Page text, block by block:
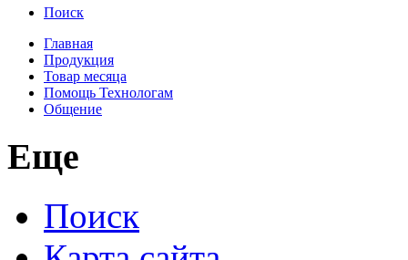
Поиск
Главная
Продукция
Товар месяца
Помощь Технологам
Общение
Еще
Поиск